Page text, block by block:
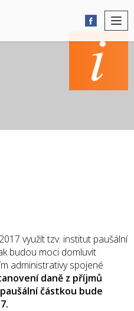
využít tzv. institut paušální
budou moci domluvit
administrativy spojené
daně z příjmů
částkou bude